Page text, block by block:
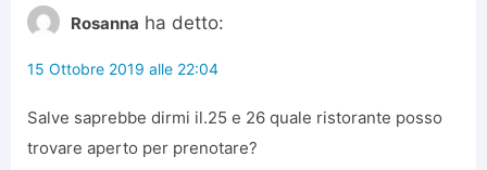
Rosanna ha detto:
15 Ottobre 2019 alle 22:04
Salve saprebbe dirmi il.25 e 26 quale ristorante posso
trovare aperto per prenotare?